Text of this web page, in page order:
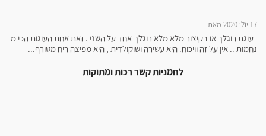
17 יולי 2020 מאת
עוגת רוגלך או בקיצור מלא מלא רוגלך אחד על השני . זאת אחת העוגות הכי מ
נחמות .. אין על זה וויכוח. היא עשירה ושוקולדית , היא מפיצה ריח מטורף...
לחמניות קשר רכות ומתוקות